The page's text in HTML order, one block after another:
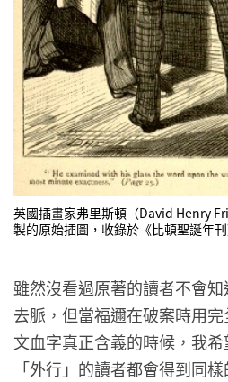
英國插畫家弗里斯頓（David Henry
製的原始插圖，收錄於《比頓聖誕年
雖然沒看過原著的讀者不會
去脈，但當福邇在破案時用
文血字真正含義的時候，我
「外行」的讀者都會得到同樣